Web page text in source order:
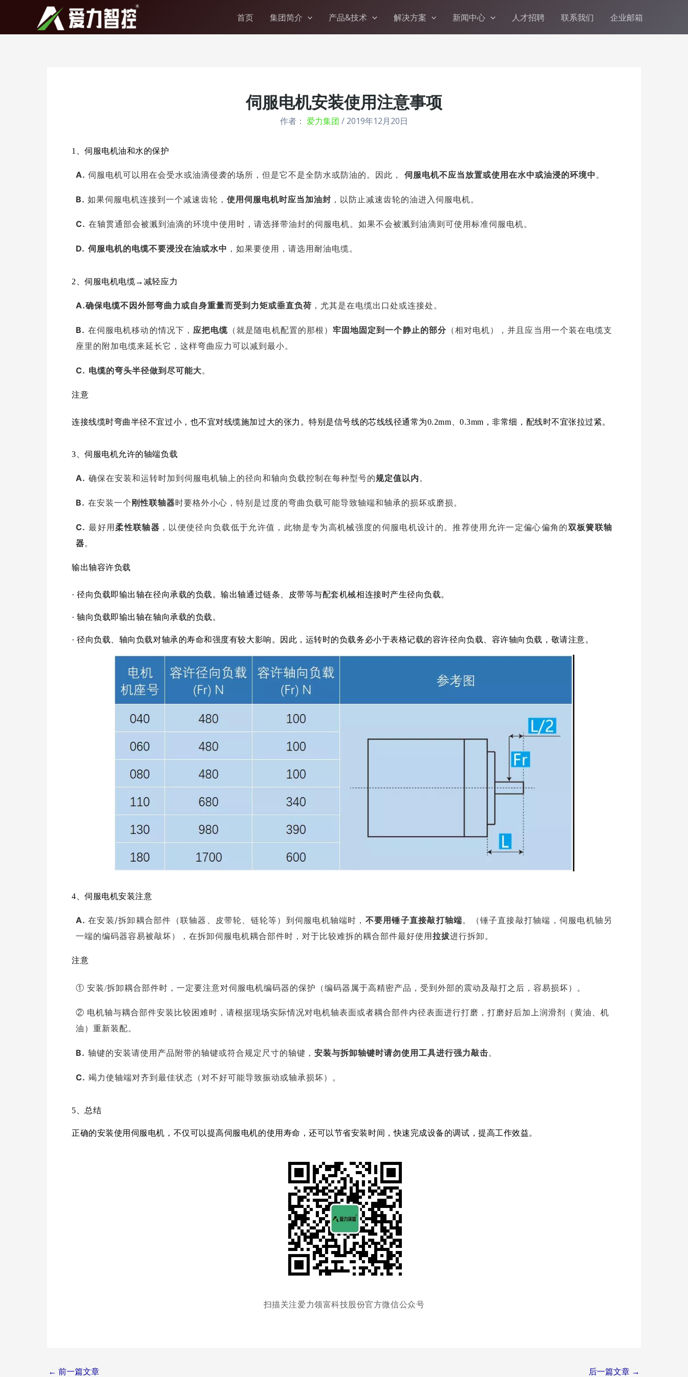
内
首页 集团简介 产品&技术 解决方案 新闻中心 人才招聘 联系我们 企业邮箱
伺服电机安装使用注意事项
作者： 爱力集团 / 2019年12月20日
1、伺服电机油和水的保护
A. 伺服电机可以用在会受水或油滴侵袭的场所，但是它不是全防水或防油的。 因此， 伺服电机不应当放置或使用在水中或油浸的环境中。
B. 如果伺服电机连接到一个减速齿轮， 使用伺服电机时应当加油封 ，以防止减速齿轮的油进入伺服电机。
C. 在轴贯通部会被溅到油滴的环境中使用时，请选择带油封的伺服电机。 如果不会被溅到油滴则可使用标准伺服电机。
D. 伺服电机的电缆不要浸没在油或水中 ，如果要使用，请选用耐油电缆。
2、伺服电机电缆→减轻应力
A.确保电缆不因外部弯曲力或自身重量而受到力矩或垂直负荷 ，尤其是在电缆出口处或连接处。
B. 在伺服电机移动的情况下， 应把电缆 （就是随电机配置的那根） 牢固地固定到一个静止的部分（相对电机），并且应当用一个装在电缆支
座里的附加电缆来延长它，这样弯曲应力可以减到最小。
C. 电缆的弯头半径做到尽可能大。
注意
连接线缆时弯曲半径不宜过小，也不宜对线缆施加过大的张力。特别是信号线的芯线线径通常为0.2mm、0.3mm，非常细，配线时不宜张拉过紧。
3、伺服电机允许的轴端负载
A. 确保在安装和运转时加到伺服电机轴上的径向和轴向负载控制在每种型号的规定值以内。
B. 在安装一个刚性联轴器时要格外小心，特别是过度的弯曲负载可能导致轴端和轴承的损坏或磨损。
C. 最好用柔性联轴器 ，以便使径向负载低于允许值，此物是专为高机械强度的伺服电机设计的。推荐使用允许一定偏心偏角的双板簧联轴
器。
输出轴容许负载
· 径向负载即输出轴在径向承载的负载。输出轴通过链条、皮带等与配套机械相连接时产生径向负载。
· 轴向负载即输出轴在轴向承载的负载。
· 径向负载、轴向负载对轴承的寿命和强度有较大影响。因此，运转时的负载务必小于表格记载的容许径向负载、容许轴向负载，敬请注意。
4、伺服电机安装注意
A. 在安装/拆卸耦合部件（联轴器、皮带轮、链轮等）到伺服电机轴端时， 不要用锤子直接敲打轴端。
（锤子直接敲打轴端，伺服电机轴另
一端的编码器容易被敲坏），在拆卸伺服电机耦合部件时，对于比较难拆的耦合部件最好使用拉拔进行拆卸。
注意
① 安装/拆卸耦合部件时，一定要注意对伺服电机编码器的保护（编码器属于高精密产品，受到外部的震动及敲打之后，容易损坏）。
② 电机轴与耦合部件安装比较困难时，请根据现场实际情况对电机轴表面或者耦合部件内径表面进行打磨，打磨好后加上润滑剂（黄油、机
油）重新装配。
B. 轴键的安装请使用产品附带的轴键或符合规定尺寸的轴键， 安装与拆卸轴键时请勿使用工具进行强力敲击。
C. 竭力使轴端对齐到最佳状态（对不好可能导致振动或轴承损坏）。
5、 总结
正确的安装使用伺服电机，不仅可以提高伺服电机的使用寿命，还可以节省安装时间，快速完成设备的调试，提高工作效益。
扫描关注爱力领富科技股份官方微信公众号
Post
← 前一篇文章 后一篇文章 →